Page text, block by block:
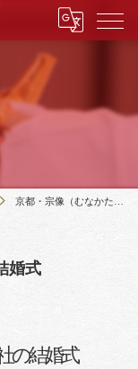
京都・宗像（むなかた）神社の結婚式
婚式
の結婚式